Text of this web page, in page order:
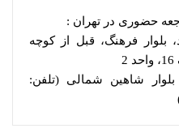
حضوری در تهران :
بلوار فرهنگ، قبل از کوچه
بلوار شاهین شمالی (تلفن: